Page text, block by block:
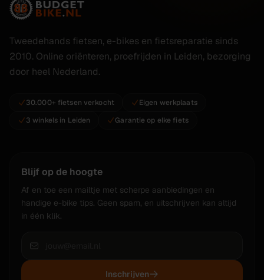
Tweedehands fietsen, e-bikes en fietsreparatie sinds
2010. Online oriënteren, proefrijden in Leiden, bezorging
door heel Nederland.
30.000+ fietsen verkocht
Eigen werkplaats
3 winkels in Leiden
Garantie op elke fiets
Blijf op de hoogte
Af en toe een mailtje met scherpe aanbiedingen en
handige e-bike tips. Geen spam, en uitschrijven kan altijd
in één klik.
Inschrijven